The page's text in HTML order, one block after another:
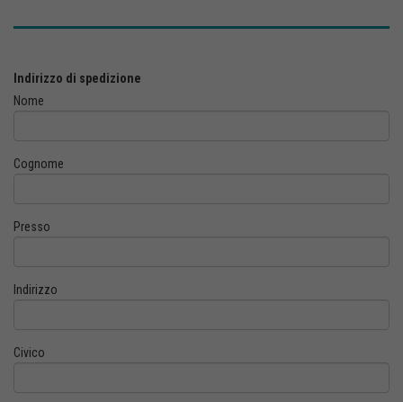
Indirizzo di spedizione
Nome
Cognome
Presso
Indirizzo
Civico